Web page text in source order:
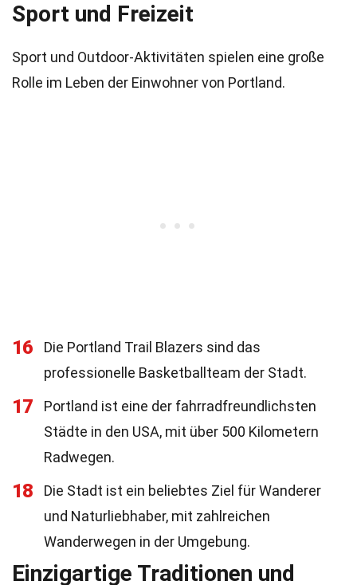
Sport und Freizeit
Sport und Outdoor-Aktivitäten spielen eine große
Rolle im Leben der Einwohner von Portland.
16
Die Portland Trail Blazers sind das
professionelle Basketballteam der Stadt.
17
Portland ist eine der fahrradfreundlichsten
Städte in den USA, mit über 500 Kilometern
Radwegen.
18
Die Stadt ist ein beliebtes Ziel für Wanderer
und Naturliebhaber, mit zahlreichen
Wanderwegen in der Umgebung.
Einzigartige Traditionen und